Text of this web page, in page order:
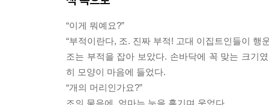
“이게 뭐예요?”
“부적이란다, 조. 진짜 부적! 고대 이집트인들이 행
조는 부적을 잡아 보았다. 손바닥에 꼭 맞는 크기
히 모양이 마음에 들었다.
“개의 머리인가요?”
조의 물음에, 엄마는 눈을 흘기며 웃었다.